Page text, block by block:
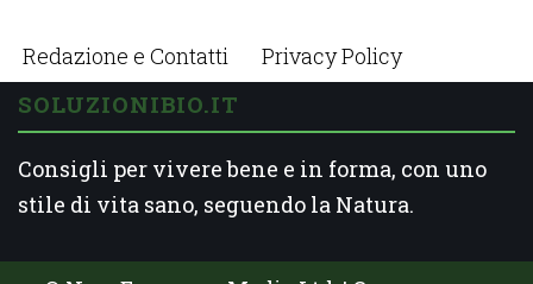
Redazione e Contatti Privacy Policy
SOLUZIONIBIO.IT
Consigli per vivere bene e in forma, con uno
stile di vita sano, seguendo la Natura.